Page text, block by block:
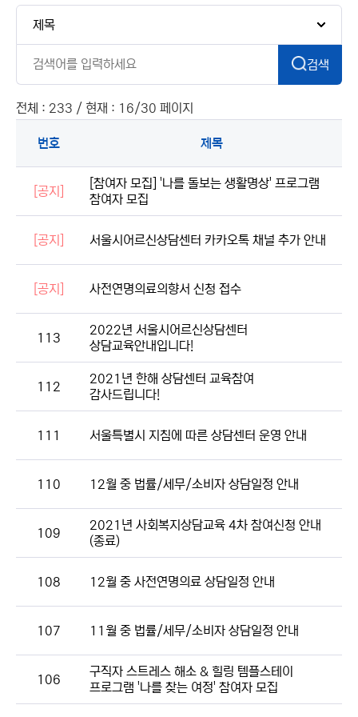
검색
전체 : 233 / 현재 : 16/30 페이지
번호 제목
[공지]
[참여자 모집] '나를 돌보는 생활명상' 프로그램
참여자 모집
[공지] 서울시어르신상담센터 카카오톡 채널 추가 안내
[공지] 사전연명의료의향서 신청 접수
113
2022년 서울시어르신상담센터
상담교육안내입니다!
112
2021년 한해 상담센터 교육참여
감사드립니다!
111 서울특별시 지침에 따른 상담센터 운영 안내
110 12월 중 법률/세무/소비자 상담일정 안내
109
2021년 사회복지상담교육 4차 참여신청 안내
(종료)
108 12월 중 사전연명의료 상담일정 안내
107 11월 중 법률/세무/소비자 상담일정 안내
106
구직자 스트레스 해소 & 힐링 템플스테이
프로그램 '나를 찾는 여정' 참여자 모집